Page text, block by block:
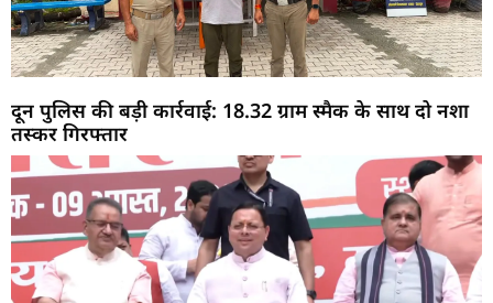
दून पुलिस की बड़ी कार्रवाई: 18.32 ग्राम स्मैक के साथ दो नशा
तस्कर गिरफ्तार